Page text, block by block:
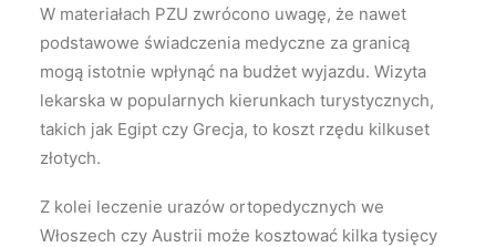
W materiałach PZU zwrócono uwagę, że nawet
podstawowe świadczenia medyczne za granicą
mogą istotnie wpłynąć na budżet wyjazdu. Wizyta
lekarska w popularnych kierunkach turystycznych,
takich jak Egipt czy Grecja, to koszt rzędu kilkuset
złotych.
Z kolei leczenie urazów ortopedycznych we
Włoszech czy Austrii może kosztować kilka tysięcy